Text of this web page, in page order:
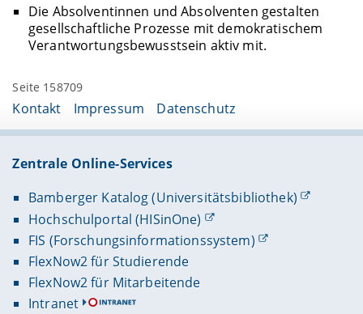
Die Absolventinnen und Absolventen gestalten
gesellschaftliche Prozesse mit demokratischem
Verantwortungsbewusstsein aktiv mit.
Seite 158709
Kontakt Impressum Datenschutz
Zentrale Online-Services
Bamberger Katalog (Universitätsbibliothek)
Hochschulportal (HISinOne)
FIS (Forschungsinformationssystem)
FlexNow2 für Studierende
FlexNow2 für Mitarbeitende
Intranet